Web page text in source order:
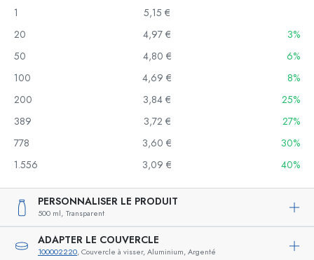
1
5,15 €
20
4,97 €
3%
50
4,80 €
6%
100
4,69 €
8%
200
3,84 €
25%
389
3,72 €
27%
778
3,60 €
30%
1.556
3,09 € 40%
PERSONNALISER LE PRODUIT
500 ml, Transparent
ADAPTER LE COUVERCLE
100002220, Couvercle à visser, Aluminium, Argenté